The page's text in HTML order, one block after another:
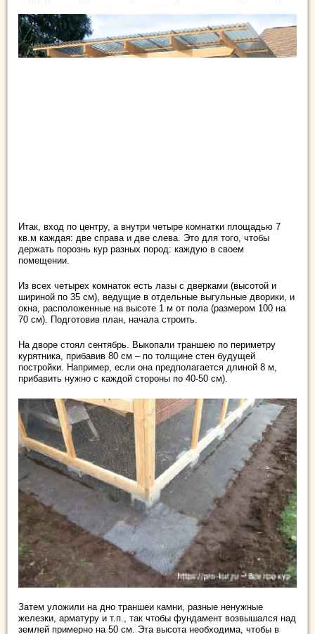
Итак, вход по центру, а внутри четыре комнатки площадью 7
кв.м каждая: две справа и две слева. Это для того, чтобы
держать порознь кур разных пород: каждую в своем
помещении.
Из всех четырех комнаток есть лазы с дверками (высотой и
шириной по 35 см), ведущие в отдельные выгульные дворики, и
окна, расположенные на высоте 1 м от пола (размером 100 на
70 см). Подготовив план, начала строить.
На дворе стоял сентябрь. Выкопали траншею по периметру
курятника, прибавив 80 см – по толщине стен будущей
постройки. Например, если она предполагается длиной 8 м,
прибавить нужно с каждой стороны по 40-50 см).
Затем уложили на дно траншеи камни, разные ненужные
железки, арматуру и т.п., так чтобы фундамент возвышался над
землей примерно на 50 см. Эта высота необходима, чтобы в